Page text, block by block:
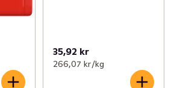
35,92 kr
266,07 kr /kg